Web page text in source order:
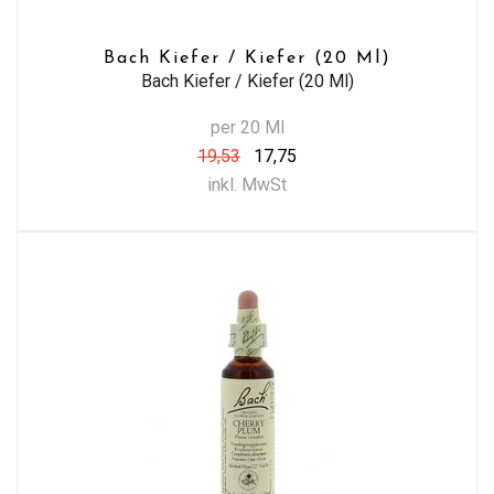
Bach Kiefer / Kiefer (20 Ml)
Bach Kiefer / Kiefer (20 Ml)
per 20 Ml
19,53
17,75
inkl. MwSt